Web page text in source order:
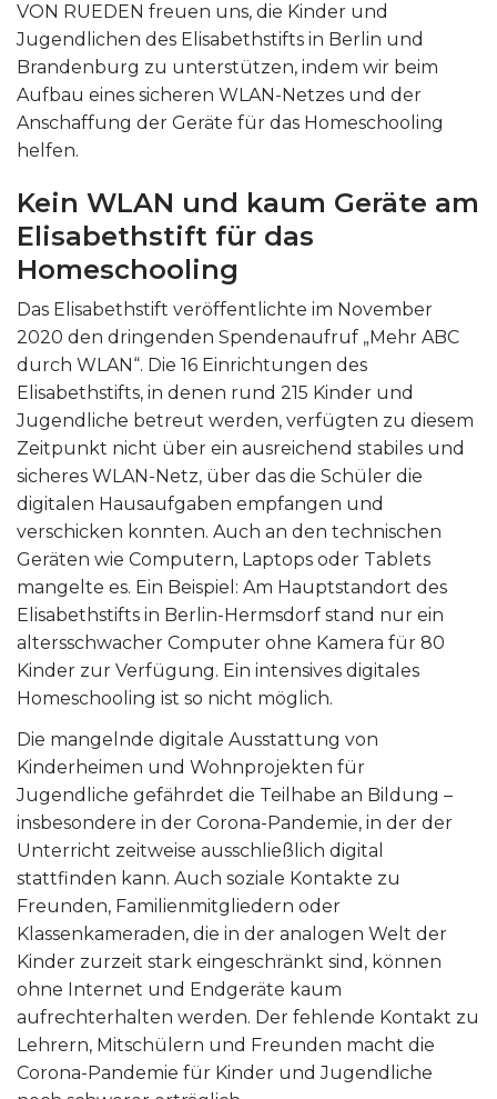
VON RUEDEN freuen uns, die Kinder und
Jugendlichen des Elisabethstifts in Berlin und
Brandenburg zu unterstützen, indem wir beim
Aufbau eines sicheren WLAN-Netzes und der
Anschaffung der Geräte für das Homeschooling
helfen.
Kein WLAN und kaum Geräte am
Elisabethstift für das
Homeschooling
Das Elisabethstift veröffentlichte im November
2020 den dringenden Spendenaufruf „Mehr ABC
durch WLAN“. Die 16 Einrichtungen des
Elisabethstifts, in denen rund 215 Kinder und
Jugendliche betreut werden, verfügten zu diesem
Zeitpunkt nicht über ein ausreichend stabiles und
sicheres WLAN-Netz, über das die Schüler die
digitalen Hausaufgaben empfangen und
verschicken konnten. Auch an den technischen
Geräten wie Computern, Laptops oder Tablets
mangelte es. Ein Beispiel: Am Hauptstandort des
Elisabethstifts in Berlin-Hermsdorf stand nur ein
altersschwacher Computer ohne Kamera für 80
Kinder zur Verfügung. Ein intensives digitales
Homeschooling ist so nicht möglich.
Die mangelnde digitale Ausstattung von
Kinderheimen und Wohnprojekten für
Jugendliche gefährdet die Teilhabe an Bildung –
insbesondere in der Corona-Pandemie, in der der
Unterricht zeitweise ausschließlich digital
stattfinden kann. Auch soziale Kontakte zu
Freunden, Familienmitgliedern oder
Klassenkameraden, die in der analogen Welt der
Kinder zurzeit stark eingeschränkt sind, können
ohne Internet und Endgeräte kaum
aufrechterhalten werden. Der fehlende Kontakt zu
Lehrern, Mitschülern und Freunden macht die
Corona-Pandemie für Kinder und Jugendliche